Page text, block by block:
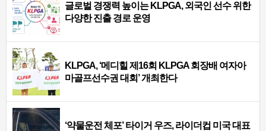
글로벌 경쟁력 높이는 KLPGA, 외국인 선수 위한
다양한 진출 경로 운영
KLPGA, ‘메디힐 제16회 KLPGA 회장배 여자아
마골프선수권 대회’ 개최한다
‘약물운전 체포’ 타이거 우즈, 라이더컵 미국 대표